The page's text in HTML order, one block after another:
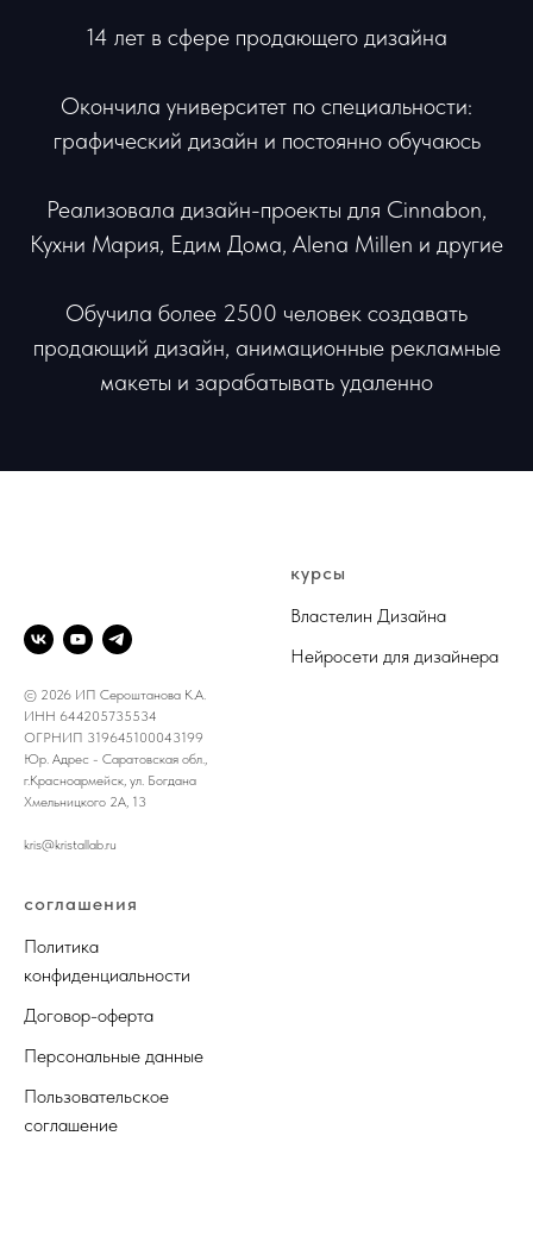
14 лет в сфере продающего дизайна
Окончила университет по специальности:
графический дизайн и постоянно обучаюсь
Реализовала дизайн-проекты для Cinnabon,
Кухни Мария, Едим Дома, Alena Millen и другие
Обучила более 2500 человек создавать
продающий дизайн, анимационные рекламные
макеты и зарабатывать удаленно
© 2026 ИП Сероштанова К.А.
ИНН 644205735534
ОГРНИП 319645100043199
Юр. Адрес - Саратовская обл.,
г.Красноармейск, ул. Богдана
Хмельницкого 2А, 13
kris@kristallab.ru
курсы
Властелин Дизайна
Нейросети для дизайнера
соглашения
Политика
конфиденциальности
Договор-оферта
Персональные данные
Пользовательское
соглашение